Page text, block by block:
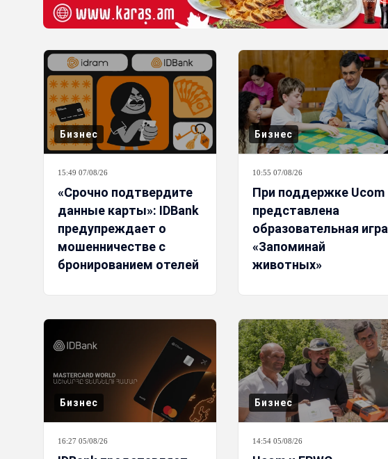
Бизнес
15:49 07/08/26
«Срочно подтвердите
данные карты»: IDBank
предупреждает о
мошенничестве с
бронированием отелей
Бизнес
10:55 07/08/26
При поддержке Ucom
представлена
образовательная игра
«Запоминай
животных»
Бизнес
16:27 05/08/26
Бизнес
14:54 05/08/26